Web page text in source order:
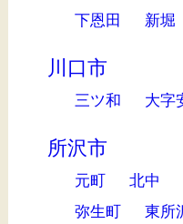
下恩田 新堀
川口市
三ツ和 大字
所沢市
元町 北中
弥生町
東所